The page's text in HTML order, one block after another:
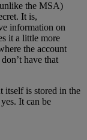
the MSA)
It is,
information on
it a little more
the account
have that
itself is stored in the
It can be